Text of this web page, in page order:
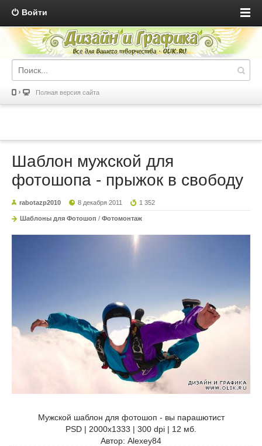
Войти
Полная версия сайта
Шаблон мужской для
фотошопа - прыжок в свободу
rabotazp2010 8 декабря 2011 1 352
Шаблоны для Фотошоп / Фотомонтаж
Мужской шаблон для фотошоп - вы парашютист
PSD | 2000x1333 | 300 dpi | 12 мб.
Автор: Alexey84